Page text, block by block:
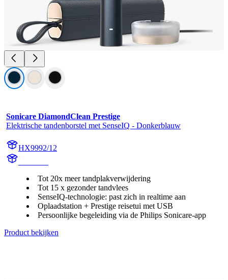
Sonicare DiamondClean Prestige
Elektrische tandenborstel met SenseIQ - Donkerblauw
HX9992/12
Tot 20x meer tandplakverwijdering
Tot 15 x gezonder tandvlees
SenseIQ-technologie: past zich in realtime aan
Oplaadstation + Prestige reisetui met USB
Persoonlijke begeleiding via de Philips Sonicare-app
Product bekijken